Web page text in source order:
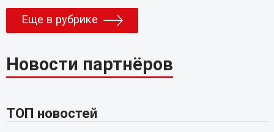
Еще в рубрике
Новости партнёров
ТОП новостей